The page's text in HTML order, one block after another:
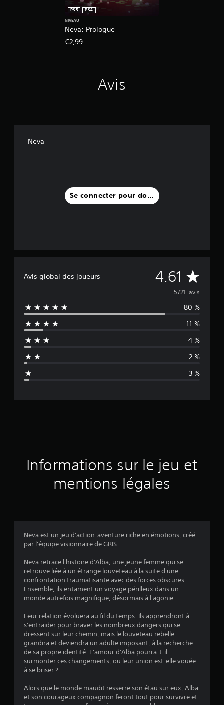
Neva: Prologue
PS5
PS4
NIVEAU
€2,99
Avis
Neva
Se connecter pour donner un avis
Avis global des joueurs 4.61 M
o
y
e
n
d
a
é
t
o
5721 avis
80 %
11 %
4 %
2 %
3 %
Informations sur le jeu et
mentions légales
Neva est un jeu d'action-aventure riche en émotions, créé
par l'équipe visionnaire de GRIS.
Neva retrace l'histoire d'Alba, une jeune femme qui se
retrouve liée à un étrange louveteau à la suite d'une
confrontation traumatisante avec des forces obscures.
Ensemble, ils entament un voyage périlleux dans un
monde autrefois magnifique, désormais à l'agonie.
Leur relation évoluera au fil du temps. Ils apprendront à
s'entraider pour braver les nombreux dangers qui se
dressent sur leur chemin, mais le louveteau rebelle
grandira et deviendra un adulte imposant, à la recherche
de sa propre identité. L'amour d'Alba pourra-t-il
surmonter ces changements, ou leur union est-elle vouée
à se briser ?
Alors que le monde maudit resserre son étau sur eux, Alba
et son courageux compagnon feront tout pour survivre et